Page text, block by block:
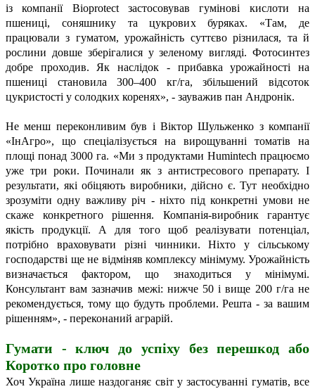
із компанії Bioprotect застосовував гумінові кислоти на
пшениці, соняшнику та цукрових буряках. «Там, де
працювали з гуматом, урожайність суттєво різнилася, та й
рослини довше зберігалися у зеленому вигляді. Фотосинтез
добре проходив. Як наслідок - прибавка урожайності на
пшениці становила 300–400 кг/га, збільшений відсоток
цукристості у солодких коренях», - зауважив пан Андронік.
Не менш переконливим був і Віктор Шульженко з компанії
«ІнАгро», що спеціалізується на вирощуванні томатів на
площі понад 3000 га. «Ми з продуктами Humintech працюємо
уже три роки. Починали як з антистресового препарату. І
результати, які обіцяють виробники, дійсно є. Тут необхідно
зрозуміти одну важливу річ - ніхто під конкретні умови не
скаже конкретного рішення. Компанія-виробник гарантує
якість продукції. А для того щоб реалізувати потенціал,
потрібно враховувати різні чинники. Ніхто у сільському
господарстві ще не відміняв комплексу мінімуму. Урожайність
визначається фактором, що знаходиться у мінімумі.
Консультант вам зазначив межі: нижче 50 і вище 200 г/га не
рекомендується, тому що будуть проблеми. Решта - за вашим
рішенням», - переконаний аграрій.
Гумати - ключ до успіху без перешкод або
Коротко про головне
Хоч Україна лише наздоганяє світ у застосуванні гуматів, все